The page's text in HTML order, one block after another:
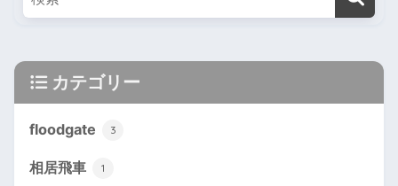
カテゴリー
floodgate 3
相居飛車 1